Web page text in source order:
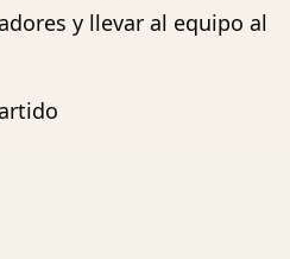
y llevar al equipo al